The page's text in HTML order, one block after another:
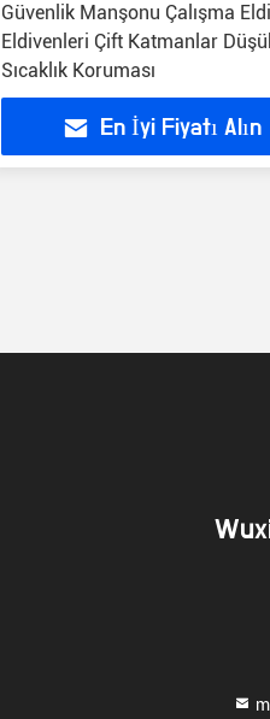
Güvenlik Manşonu Çalışma
Eldivenleri Çift Katmanlar
Sıcaklık Koruması
En İyi Fiyatı Alın